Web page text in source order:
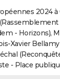
2024 à
- Horizons),
Xavier
- Place